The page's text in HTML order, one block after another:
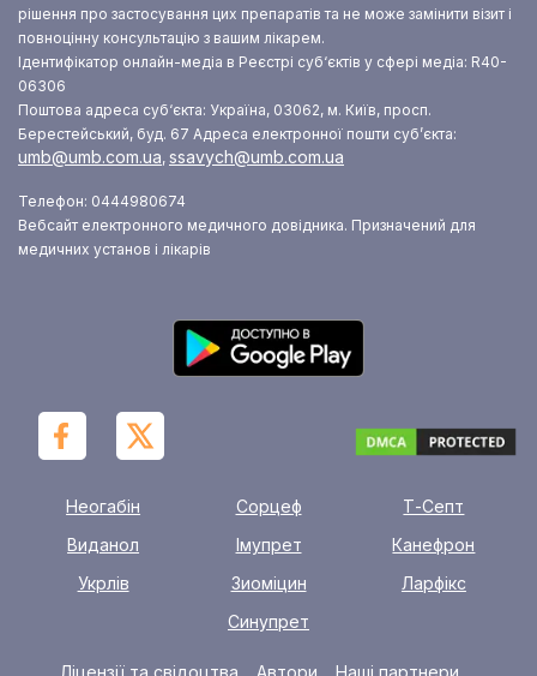
рішення про застосування цих препаратів та не може замінити візит і
повноцінну консультацію з вашим лікарем.
Ідентифікатор онлайн-медіа в Реєстрі суб‘єктів у сфері медіа: R40-
06306
Поштова адреса суб‘єкта: Україна, 03062, м. Київ, просп.
Берестейський, буд. 67 Адреса електронної пошти суб’єкта:
umb@umb.com.ua, ssavych@umb.com.ua
Телефон: 0444980674
Вебсайт електронного медичного довідника. Призначений для
медичних установ і лікарів
Неогабін Сорцеф
Т-Септ
Виданол
Імупрет
Канефрон
Укрлів
Зиоміцин
Ларфікс
Синупрет
Ліцензії та свідоцтва Автори Наші партнери